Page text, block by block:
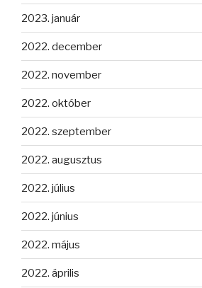
2023. január
2022. december
2022. november
2022. október
2022. szeptember
2022. augusztus
2022. július
2022. június
2022. május
2022. április